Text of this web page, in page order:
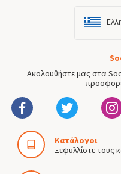
Ακολουθήστε μας στα
Κατάλογοι
Ξεφυλλίστε τους